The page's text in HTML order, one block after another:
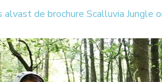
alvast de brochure Scalluvia